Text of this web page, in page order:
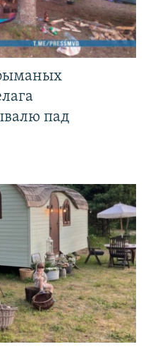
пад